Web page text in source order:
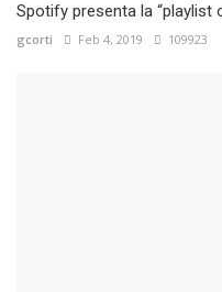
Spotify presenta la “playlist
gcorti Feb 4, 2019 109923